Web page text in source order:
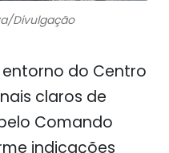
Divulgação
do Centro
claros de
Comando
indicações